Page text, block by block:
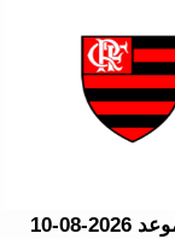
مباراة CR Flamengo ضد EC Vitória - الموعد 2026-08-10